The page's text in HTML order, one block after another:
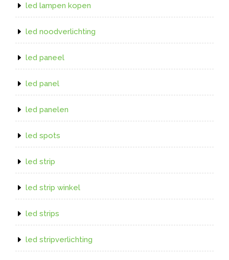
led lampen kopen
led noodverlichting
led paneel
led panel
led panelen
led spots
led strip
led strip winkel
led strips
led stripverlichting